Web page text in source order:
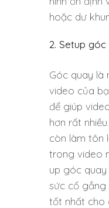
hoặc dư
2. Setup
Góc quay là
video của
để giúp
hơn rất
còn làm tôn
trong video
up góc
sức cố gắng
tốt nhất cho